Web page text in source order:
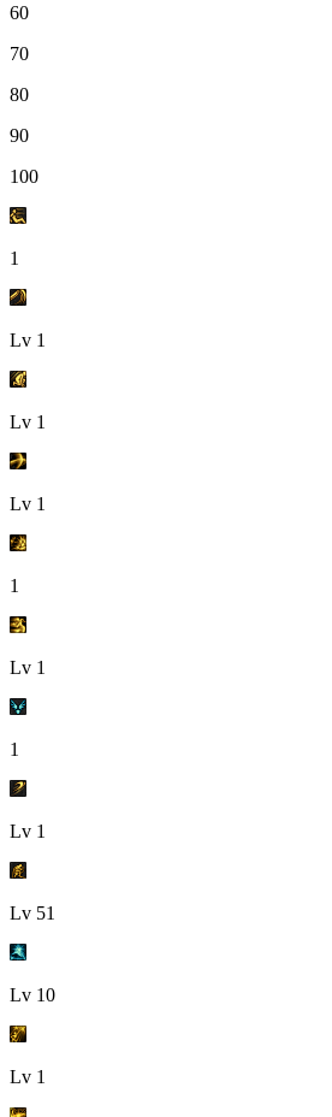
60
70
80
90
100
1
Lv 1
Lv 1
Lv 1
1
Lv 1
1
Lv 1
Lv 51
Lv 10
Lv 1